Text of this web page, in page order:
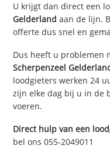
U krijgt dan direct een
Gelderland aan de lijn.
offerte dus snel en
Dus heeft u problemen
Scherpenzeel
loodgieters werken 24
zijn elke dag bij u in de
voeren.
Direct hulp van een
bel ons 055-2049011